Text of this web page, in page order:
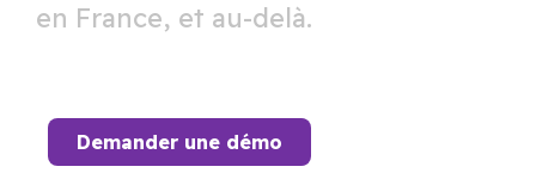
en France, et au-delà.
Demander une démo